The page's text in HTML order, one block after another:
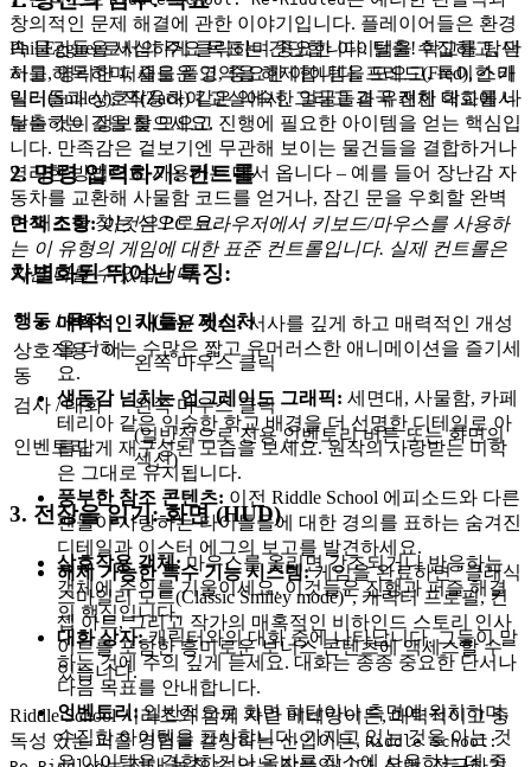
창의적인 문제 해결에 관한 이야기입니다. 플레이어들은 환경
속 물건들을 세심하게 클릭하며 중요한 아이템을 수집하고, 단
서를 해독하며, 새로운 영역을 해제합니다. 프레드(Fred), 스마
일리(Smiley), 잭(Zack) 같은 익숙한 얼굴들과 유쾌한 대화를 나
누는 것이 정보를 모으고 진행에 필요한 아이템을 얻는 핵심입
니다. 만족감은 겉보기엔 무관해 보이는 물건들을 결합하거나
영리한 방법으로 사용하는 데서 옵니다 – 예를 들어 장난감 자
동차를 교환해 사물함 코드를 얻거나, 잠긴 문을 우회할 완벽
한 패스를 찾는 식으로요.
차별화된 뛰어난 특징:
매력적인 새로운 컷신:서사를 깊게 하고 매력적인 개성
을 더하는 수많은 짧고 유머러스한 애니메이션을 즐기세
요.
생동감 넘치는 업그레이드 그래픽: 세면대, 사물함, 카페
테리아 같은 익숙한 학교 배경을 더 선명한 디테일로 아
름답게 재구성된 모습을 보세요. 원작의 사랑받는 미학
은 그대로 유지됩니다.
풍부한 참조 콘텐츠: 이전 Riddle School 에피소드와 다른
팬들이 사랑하는 타이틀들에 대한 경의를 표하는 숨겨진
디테일과 이스터 에그의 보고를 발견하세요.
해제 가능한 특수 기능 시스템:게임을 완료하면 "클래식
스마일리 모드(Classic Smiley mode)", 캐릭터 프로필, 컨
셉 아트, 그리고 작가의 매혹적인 비하인드 스토리 인사
이트를 포함한 흥미로운 보너스 콘텐츠에 액세스할 수
있습니다.
Riddle School 시리즈와 함께 자란 베테랑이든, 매력적이고 중
독성 있는 퍼즐 경험을 갈망하는 신입이든, Riddle School:
Phil Eggtree로서의 주요 목표는 간단합니다: 탈출! 학교를 탐색
하고, 영리한 퍼즐을 풀고, 중요한 아이템을 모으고, 특이한 캐
릭터들과 상호작용하여 교실에서, 그리고 결국 전체 학교에서
탈출하는 길을 찾으세요.
2. 명령 입력하기: 컨트롤
면책 조항: 이것은 PC 브라우저에서 키보드/마우스를 사용하
는 이 유형의 게임에 대한 표준 컨트롤입니다. 실제 컨트롤은
약간 다를 수 있습니다.
행동 / 목적
키(들) / 제스처
상호작용 / 이
동
왼쪽 마우스 클릭
검사 / 대화 왼쪽 마우스 클릭
인벤토리
(일반적으로 전용 인벤토리 버튼 또는 화면의
섹션)
3. 전장을 읽기: 화면 (HUD)
상호작용 객체: 마우스를 올리면 강조되거나 반응하는
객체에 주의를 기울이세요. 이것들은 진행과 퍼즐 해결
의 핵심입니다.
대화 상자:캐릭터와의 대화 중에 나타납니다. 그들이 말
하는 것에 주의 깊게 듣세요. 대화는 종종 중요한 단서나
다음 목표를 안내합니다.
인벤토리:일반적으로 화면 하단이나 측면에 위치하며,
수집한 아이템을 표시합니다. 가지고 있는 것을 아는 것
은 아이템을 결합하거나 올바른 장소에 사용하는 데 중